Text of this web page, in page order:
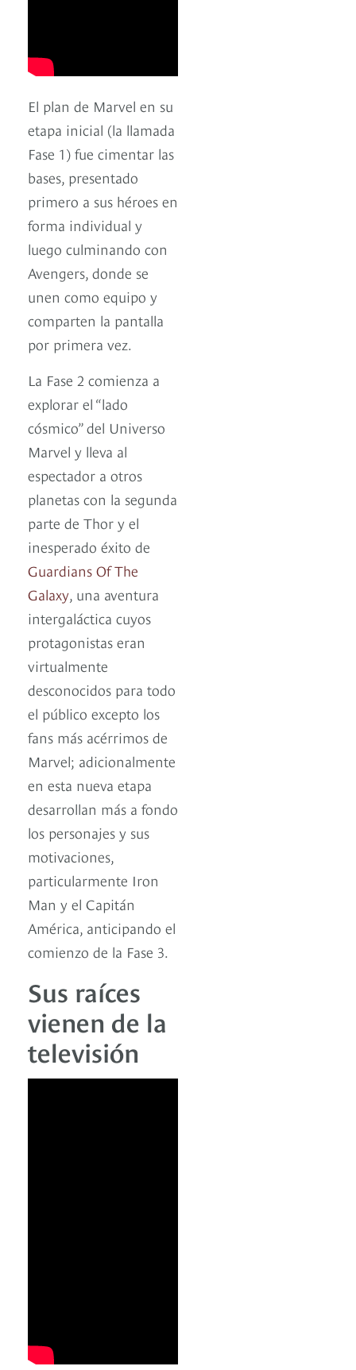
El plan de Marvel en su
etapa inicial (la llamada
Fase 1) fue cimentar las
bases, presentado
primero a sus héroes en
forma individual y
luego culminando con
Avengers, donde se
unen como equipo y
comparten la pantalla
por primera vez.
La Fase 2 comienza a
explorar el “lado
cósmico” del Universo
Marvel y lleva al
espectador a otros
planetas con la segunda
parte de Thor y el
inesperado éxito de
Guardians Of The
Galaxy, una aventura
intergaláctica cuyos
protagonistas eran
virtualmente
desconocidos para todo
el público excepto los
fans más acérrimos de
Marvel; adicionalmente
en esta nueva etapa
desarrollan más a fondo
los personajes y sus
motivaciones,
particularmente Iron
Man y el Capitán
América, anticipando el
comienzo de la Fase 3.
Sus raíces
vienen de la
televisión